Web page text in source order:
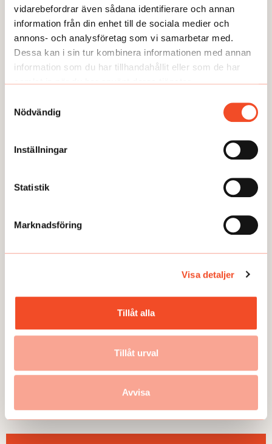
vidarebefordrar även sådana identifierare och annan
information från din enhet till de sociala medier och
annons- och analysföretag som vi samarbetar med.
Dessa kan i sin tur kombinera informationen med annan
information som du har tillhandahållit eller som de har
samlat in när du har använt deras tjänster.
Nödvändig
Inställningar
Statistik
Marknadsföring
Visa detaljer
Tillåt alla
Tillåt urval
Avvisa
NYHETER
Kamerasystem hos UPS skapar stress